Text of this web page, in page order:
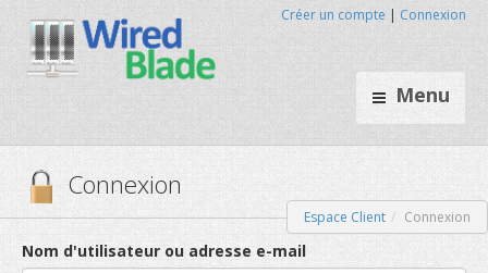
Menu
Créer un compte | Connexion
Connexion
Espace Client Connexion
Nom d'utilisateur ou adresse e-mail